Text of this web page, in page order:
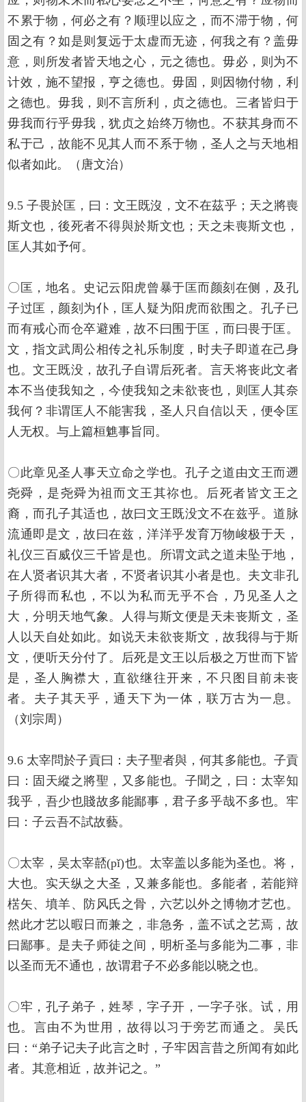
不累于物，何必之有？顺理以应之，而不滞于物，何
固之有？如是则复远于太虚而无迹，何我之有？盖毋
意，则所发者皆天地之心，元之德也。毋必，则为不
计效，施不望报，亨之德也。毋固，则因物付物，利
之德也。毋我，则不言所利，贞之德也。三者皆归于
毋我而行乎毋我，犹贞之始终万物也。不获其身而不
私于己，故能不见其人而不系于物，圣人之与天地相
似者如此。（唐文治）
9.5 子畏於匡，曰：文王既沒，文不在茲乎；天之將喪
斯文也，後死者不得與於斯文也；天之未喪斯文也，
匡人其如予何。
〇匡，地名。史记云阳虎曾暴于匡而颜刻在侧，及孔
子过匡，颜刻为仆，匡人疑为阳虎而欲围之。孔子已
而有戒心而仓卒避难，故不曰围于匡，而曰畏于匡。
文，指文武周公相传之礼乐制度，时夫子即道在己身
也。文王既没，故孔子自谓后死者。言天将丧此文者
本不当使我知之，今使我知之未欲丧也，则匡人其奈
我何？非谓匡人不能害我，圣人只自信以天，便令匡
人无权。与上篇桓魋事旨同。
〇此章见圣人事天立命之学也。孔子之道由文王而遡
尧舜，是尧舜为祖而文王其祢也。后死者皆文王之
裔，而孔子其适也，故曰文王既没文不在兹乎。道脉
流通即是文，故曰在兹，洋洋乎发育万物峻极于天，
礼仪三百威仪三千皆是也。所谓文武之道未坠于地，
在人贤者识其大者，不贤者识其小者是也。夫文非孔
子所得而私也，不以为私而无乎不合，乃见圣人之
大，分明天地气象。人得与斯文便是天未丧斯文，圣
人以天自处如此。如说天未欲丧斯文，故我得与于斯
文，便听天分付了。后死是文王以后极之万世而下皆
是，圣人胸襟大，直欲继往开来，不只图目前未丧
者。夫子其天乎，通天下为一体，联万古为一息。
（刘宗周）
9.6 太宰問於子貢曰：夫子聖者與，何其多能也。子貢
曰：固天縱之將聖，又多能也。子聞之，曰：太宰知
我乎，吾少也賤故多能鄙事，君子多乎哉不多也。牢
曰：子云吾不試故藝。
〇太宰，吴太宰嚭(pǐ)也。太宰盖以多能为圣也。将，
大也。实天纵之大圣，又兼多能也。多能者，若能辩
楛矢、墳羊、防风氏之骨，六艺以外之博物才艺也。
然此才艺以暇日而兼之，非急务，盖不试之艺焉，故
曰鄙事。是夫子师徒之间，明析圣与多能为二事，非
以圣而无不通也，故谓君子不必多能以晓之也。
〇牢，孔子弟子，姓琴，字子开，一字子张。试，用
也。言由不为世用，故得以习于旁艺而通之。吴氏
曰：“弟子记夫子此言之时，子牢因言昔之所闻有如此
者。其意相近，故并记之。”